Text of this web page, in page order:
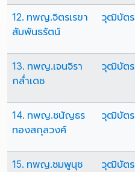
12. ทพญ.จิตรเรขา
สัมพันธรัตน์
วุฒิบัตร
13. ทพญ.เจนจิรา
กล่ำเดช
วุฒิบัตร
14. ทพญ.ชนัญธร
ทองสกุลวงศ์
วุฒิบัตร
15. ทพญ.ชมพูนุช
วุฒิบัตร